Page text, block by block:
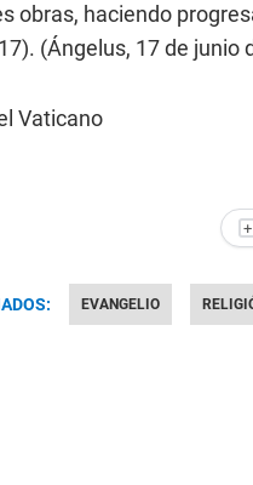
obras, haciendo
(Ángelus, 17 de junio
Vaticano
+
EVANGELIO